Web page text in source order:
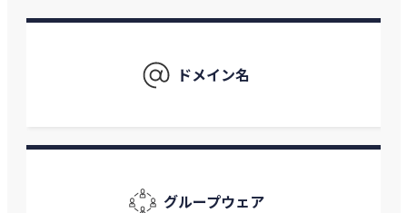
ドメイン名
グループウェア